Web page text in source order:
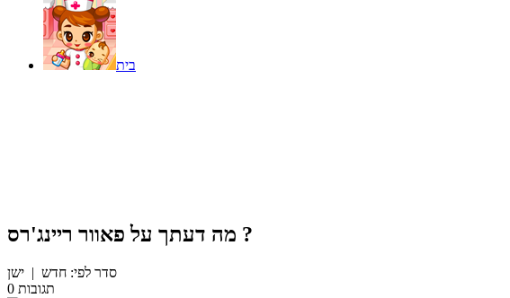
בית
מה דעתך על פאוור ריינג'רס ?
סדר לפי: חדש | ישן
0 תגובות